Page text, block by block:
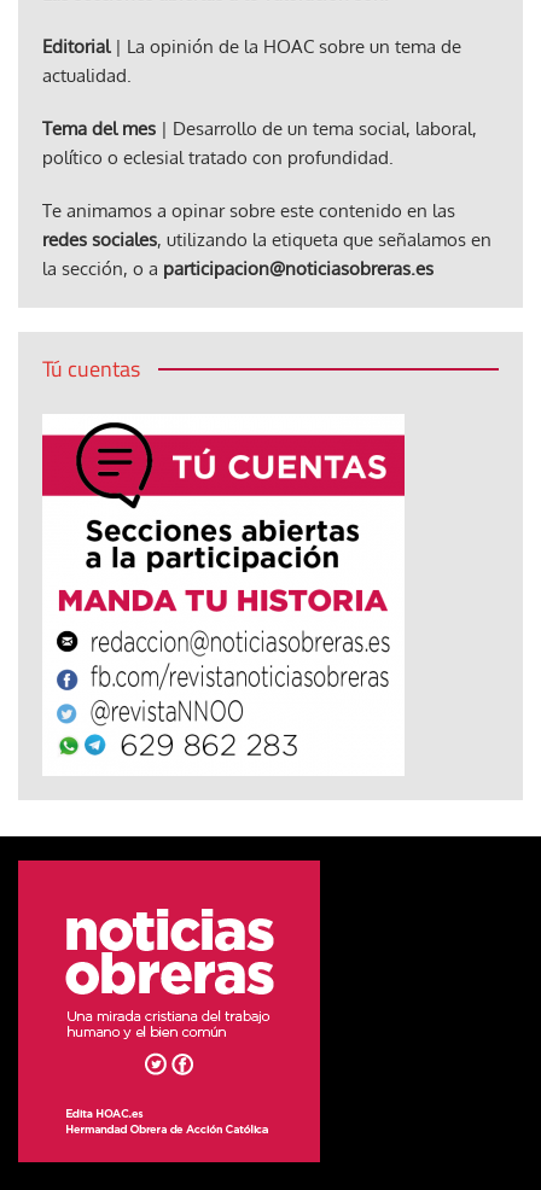
Editorial| La opinión de la HOAC sobre un tema de
actualidad.
Tema del mes | Desarrollo de un tema social, laboral,
político o eclesial tratado con profundidad.
Te animamos a opinar sobre este contenido en las
redes sociales, utilizando la etiqueta que señalamos en
la sección, o a participacion@noticiasobreras.es
Tú cuentas